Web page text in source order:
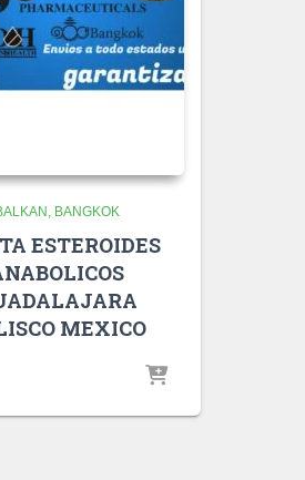
BANGKOK
ESTEROIDES
MEXICO